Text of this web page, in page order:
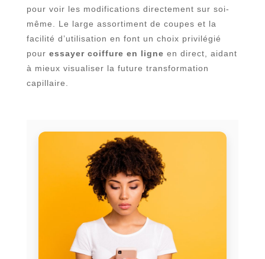
pour voir les modifications directement sur soi-
même. Le large assortiment de coupes et la
facilité d’utilisation en font un choix privilégié
pour essayer coiffure en ligne en direct, aidant
à mieux visualiser la future transformation
capillaire.